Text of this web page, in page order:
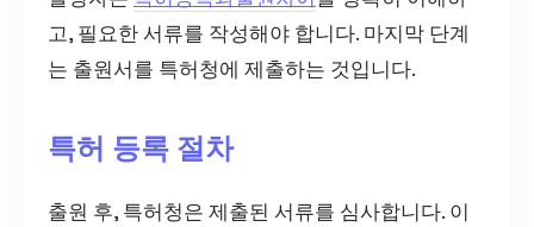
고, 필요한 서류를 작성해야 합니다. 마지막 단계
는 출원서를 특허청에 제출하는 것입니다.
특허 등록 절차
출원 후, 특허청은 제출된 서류를 심사합니다. 이